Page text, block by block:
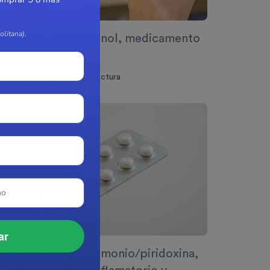
polidocanol, medicamento
local
min lectura
dietilamonio/piridoxina,